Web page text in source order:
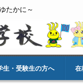
たかに～
生・受験生の方へ 在